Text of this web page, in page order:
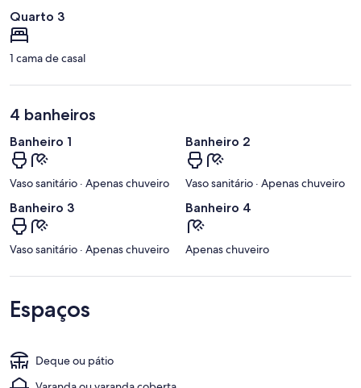
Quarto 3
1 cama de casal
4 banheiros
Banheiro 1
Vaso sanitário · Apenas chuveiro
Banheiro 2
Vaso sanitário · Apenas chuveiro
Banheiro 3
Vaso sanitário · Apenas chuveiro
Banheiro 4
Apenas chuveiro
Espaços
Deque ou pátio